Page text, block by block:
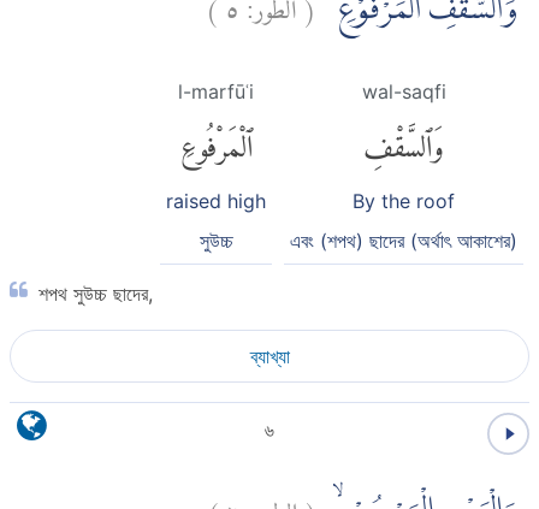
wal-saqfi
وَٱلسَّقْفِ
By the roof
এবং (শপথ) ছাদের (অর্থাৎ আকাশের)
l-marfūʿi
ٱلْمَرْفُوعِ
raised high
সুউচ্চ
শপথ সুউচ্চ ছাদের,
ব্যাখ্যা
৬